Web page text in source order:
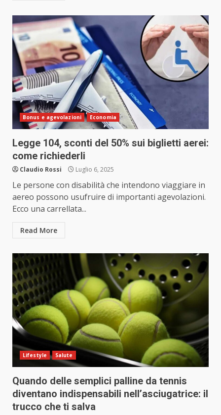
Bonus e agevolazioni Economia
Legge 104, sconti del 50% sui biglietti aerei:
come richiederli
Claudio Rossi Luglio 6, 2025
Le persone con disabilità che intendono viaggiare in
aereo possono usufruire di importanti agevolazioni.
Ecco una carrellata...
Read More
Lifestyle Salute
Quando delle semplici palline da tennis
diventano indispensabili nell’asciugatrice: il
trucco che ti salva